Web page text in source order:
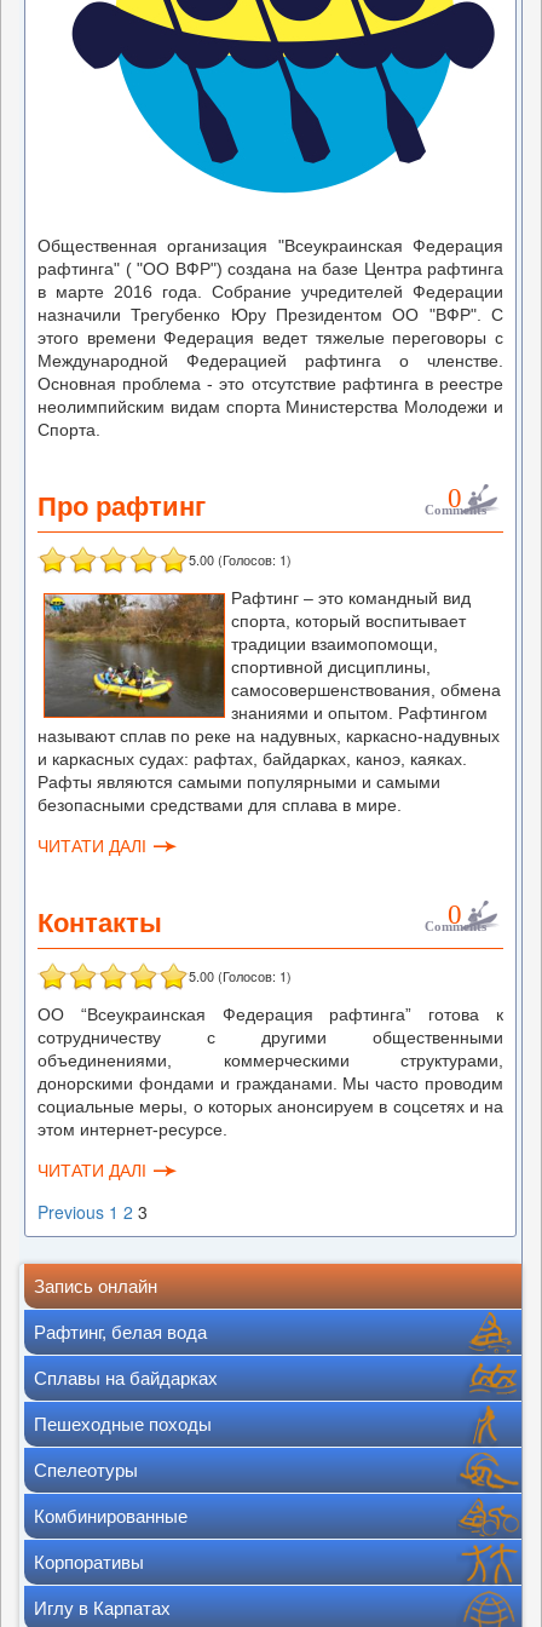
Запись онлайн
Рафтинг, белая вода
Сплавы на байдарках
Пешеходные походы
Спелеотуры
Комбинированные
Корпоративы
Иглу в Карпатах
Общественная организация "Всеукраинская Федерация
рафтинга" ( "ОО ВФР") создана на базе Центра рафтинга
в марте 2016 года. Собрание учредителей Федерации
назначили Трегубенко Юру Президентом ОО "ВФР". С
этого времени Федерация ведет тяжелые переговоры с
Международной Федерацией рафтинга о членстве.
Основная проблема - это отсутствие рафтинга в реестре
неолимпийским видам спорта Министерства Молодежи и
Спорта.
Про рафтинг 0
Comments
5.00(Голосов: 1)
Рафтинг – это командный вид
спорта, который воспитывает
традиции взаимопомощи,
спортивной дисциплины,
самосовершенствования, обмена
знаниями и опытом. Рафтингом
называют сплав по реке на надувных, каркасно-надувных
и каркасных судах: рафтах, байдарках, каноэ, каяках.
Рафты являются самыми популярными и самыми
безопасными средствами для сплава в мире.
ЧИТАТИ ДАЛІ
Контакты 0
Comments
5.00(Голосов: 1)
ОО “Всеукраинская Федерация рафтинга” готова к
сотрудничеству с другими общественными
объединениями, коммерческими структурами,
донорскими фондами и гражданами. Мы часто проводим
социальные меры, о которых анонсируем в соцсетях и на
этом интернет-ресурсе.
ЧИТАТИ ДАЛІ
Posts
pagination
Previous 1 2 3